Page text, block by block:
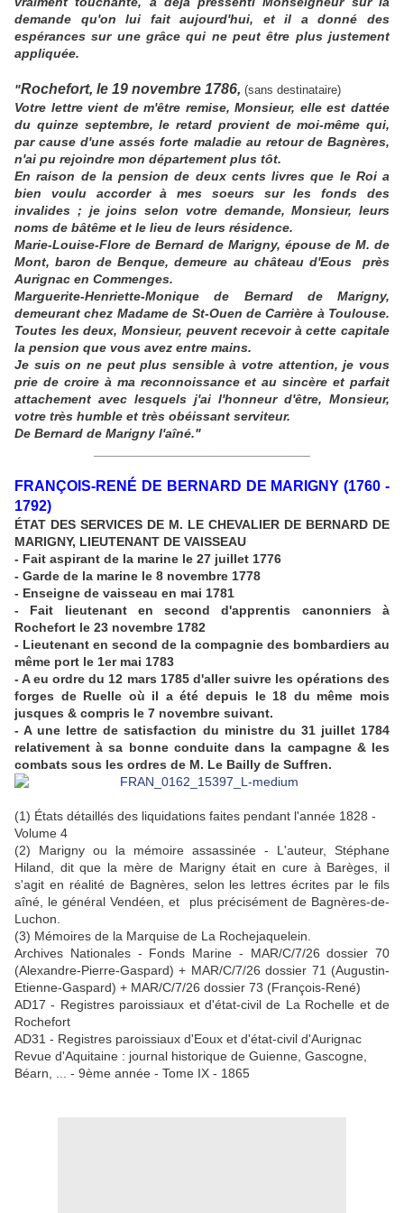
demande qu'on lui fait aujourd'hui, et il a donné des
espérances sur une grâce qui ne peut être plus justement
appliquée.
"Rochefort, le 19 novembre 1786, (sans destinataire)
Votre lettre vient de m'être remise, Monsieur, elle est dattée
du quinze septembre, le retard provient de moi-même qui,
par cause d'une assés forte maladie au retour de Bagnères,
n'ai pu rejoindre mon département plus tôt.
En raison de la pension de deux cents livres que le Roi a
bien voulu accorder à mes soeurs sur les fonds des
invalides ; je joins selon votre demande, Monsieur, leurs
noms de bâtême et le lieu de leurs résidence.
Marie-Louise-Flore de Bernard de Marigny, épouse de M. de
Mont, baron de Benque, demeure au château d'Eous près
Aurignac en Commenges.
Marguerite-Henriette-Monique de Bernard de Marigny,
demeurant chez Madame de St-Ouen de Carrière à Toulouse.
Toutes les deux, Monsieur, peuvent recevoir à cette capitale
la pension que vous avez entre mains.
Je suis on ne peut plus sensible à votre attention, je vous
prie de croire à ma reconnoissance et au sincère et parfait
attachement avec lesquels j'ai l'honneur d'être, Monsieur,
votre très humble et très obéissant serviteur.
De Bernard de Marigny l'aîné."
FRANÇOIS-RENÉ DE BERNARD DE MARIGNY (1760 -
1792)
ÉTAT DES SERVICES DE M. LE CHEVALIER DE BERNARD DE
MARIGNY, LIEUTENANT DE VAISSEAU
- Fait aspirant de la marine le 27 juillet 1776
- Garde de la marine le 8 novembre 1778
- Enseigne de vaisseau en mai 1781
- Fait lieutenant en second d'apprentis canonniers à
Rochefort le 23 novembre 1782
- Lieutenant en second de la compagnie des bombardiers au
même port le 1er mai 1783
- A eu ordre du 12 mars 1785 d'aller suivre les opérations des
forges de Ruelle où il a été depuis le 18 du même mois
jusques & compris le 7 novembre suivant.
- A une lettre de satisfaction du ministre du 31 juillet 1784
relativement à sa bonne conduite dans la campagne & les
combats sous les ordres de M. Le Bailly de Suffren.
(1) États détaillés des liquidations faites pendant l'année 1828 -
Volume 4
(2) Marigny ou la mémoire assassinée - L'auteur, Stéphane
Hiland, dit que la mère de Marigny était en cure à Barèges, il
s'agit en réalité de Bagnères, selon les lettres écrites par le fils
aîné, le général Vendéen, et plus précisément de Bagnères-de-
Luchon.
(3) Mémoires de la Marquise de La Rochejaquelein.
Archives Nationales - Fonds Marine - MAR/C/7/26 dossier 70
(Alexandre-Pierre-Gaspard) + MAR/C/7/26 dossier 71 (Augustin-
Etienne-Gaspard) + MAR/C/7/26 dossier 73 (François-René)
AD17 - Registres paroissiaux et d'état-civil de La Rochelle et de
Rochefort
AD31 - Registres paroissiaux d'Eoux et d'état-civil d'Aurignac
Revue d'Aquitaine : journal historique de Guienne, Gascogne,
Béarn, ... - 9ème année - Tome IX - 1865